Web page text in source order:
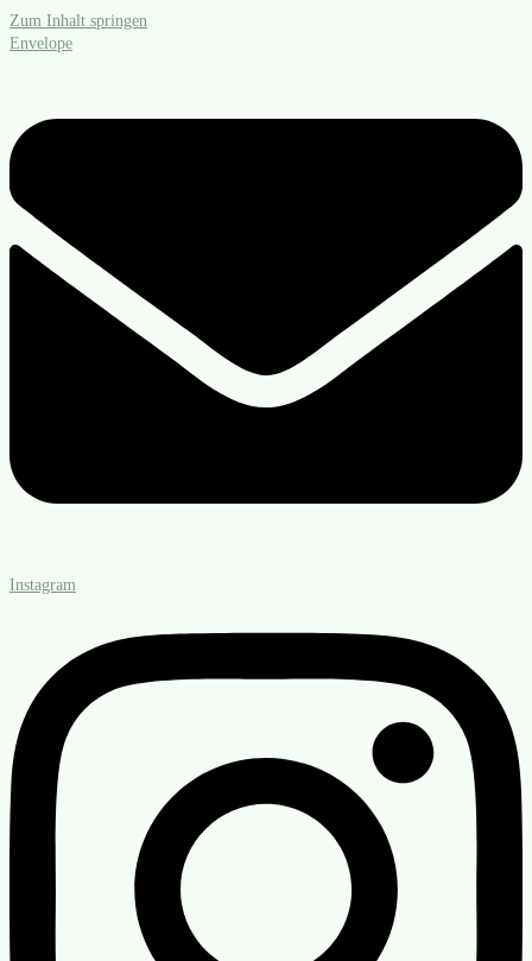
Zum Inhalt springen
Envelope
Instagram